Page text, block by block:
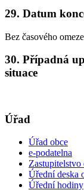
29. Datum
Bez časového
30. Případná
situace
Úřad
Úřad obce
e-podatelna
Zastupitelstvo
Úřední deska
Úřední hodiny